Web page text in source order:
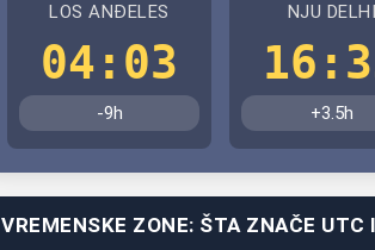
LOS ANĐELES
04:03
-9h
NJU DELHI
+3.5h
VREMENSKE ZONE: ŠTA ZNAČE UTC